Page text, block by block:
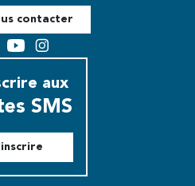
contacter
YouTubeInstagram
aux
SMS